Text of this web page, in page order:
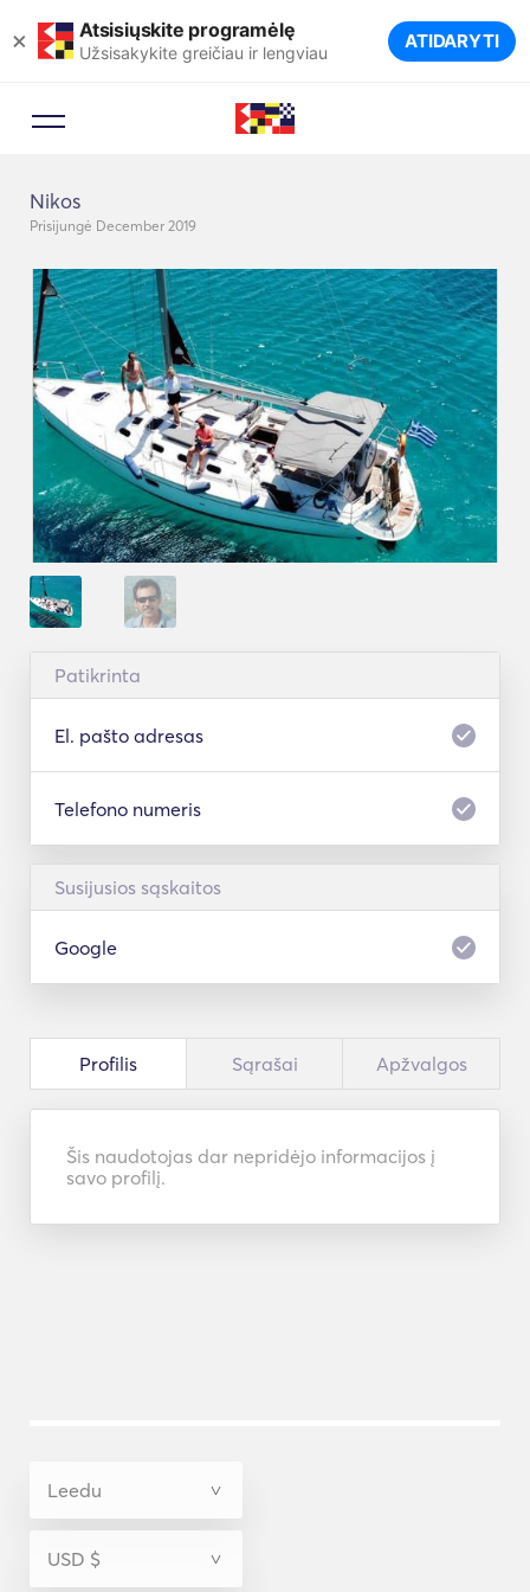
× Atsisiųskite programėlę
Užsisakykite greičiau ir lengviau ATIDARYTI
Nikos
Prisijungė December 2019
Patikrinta
El. pašto adresas
Telefono numeris
Susijusios sąskaitos
Google
Profilis Sąrašai Apžvalgos
Šis naudotojas dar nepridėjo informacijos į
savo profilį.